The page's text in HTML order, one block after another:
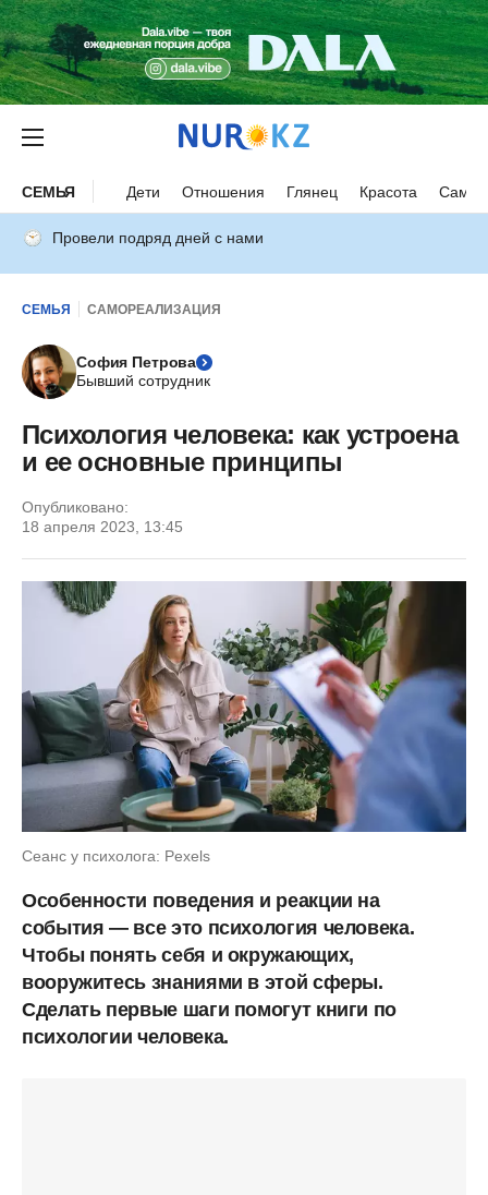
СЕМЬЯ Дети Отношения Глянец Красота
Провели подряд дней с нами
СЕМЬЯ САМОРЕАЛИЗАЦИЯ
София Петрова
Бывший сотрудник
Психология человека: как устроена
и ее основные принципы
Опубликовано:
18 апреля 2023, 13:45
Сеанс у психолога: Pexels
Особенности поведения и реакции на
события — все это психология человека.
Чтобы понять себя и окружающих,
вооружитесь знаниями в этой сферы.
Сделать первые шаги помогут книги по
психологии человека.